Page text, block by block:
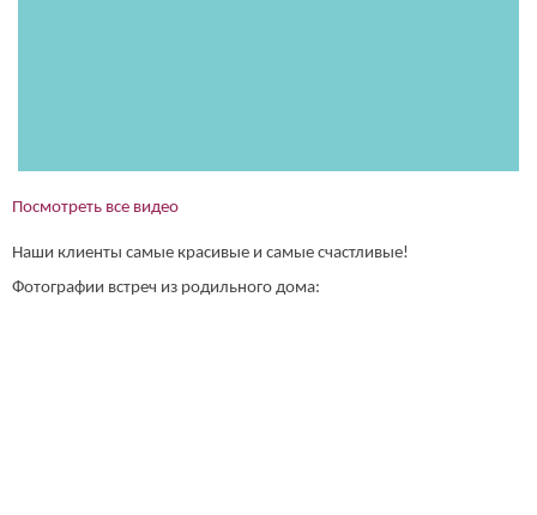
Посмотреть все видео
Наши клиенты самые красивые и самые счастливые!
Фотографии встреч из родильного дома: